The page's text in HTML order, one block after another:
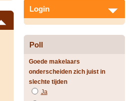
Login
Poll
Goede makelaars
onderscheiden zich juist in
slechte tijden
Ja